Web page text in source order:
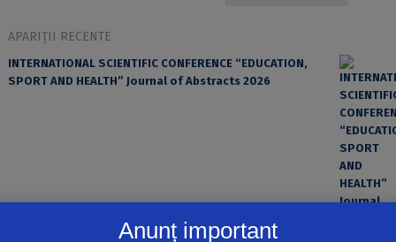
APARIȚII RECENTE
INTERNATIONAL SCIENTIFIC CONFERENCE “EDUCATION,
SPORT AND HEALTH” Journal of Abstracts 2026
Anunț important